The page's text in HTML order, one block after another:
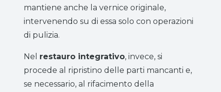
mantiene anche la vernice originale,
intervenendo su di essa solo con operazioni
di pulizia.
Nel restauro integrativo, invece, si
procede al ripristino delle parti mancanti e,
se necessario, al rifacimento della